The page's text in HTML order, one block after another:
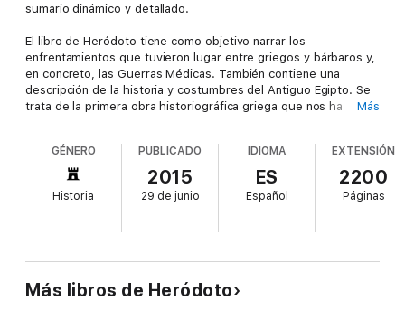
sumario dinámico y detallado.
El libro de Heródoto tiene como objetivo narrar los
enfrentamientos que tuvieron lugar entre griegos y bárbaros y,
en concreto, las Guerras Médicas. También contiene una
descripción de la historia y costumbres del Antiguo Egipto. Se
trata de la primera obra historiográfica griega que nos ha
Historiador y géografo griego, Heródoto de Halicarnaso está
considerado como el Padre de la Historiografía, debido sobre
todo al análisis y descripción del mundo que realizó en su obra
historiadores posteriores e innovadora por estar escrita en
Más
GÉNERO
Historia
PUBLICADO
2015
29 de junio
IDIOMA
ES
Español
EXTENSIÓN
2200
Páginas
Más libros de Heródoto